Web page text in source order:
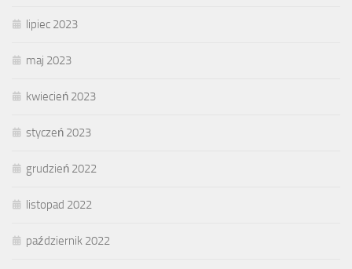
lipiec 2023
maj 2023
kwiecień 2023
styczeń 2023
grudzień 2022
listopad 2022
październik 2022